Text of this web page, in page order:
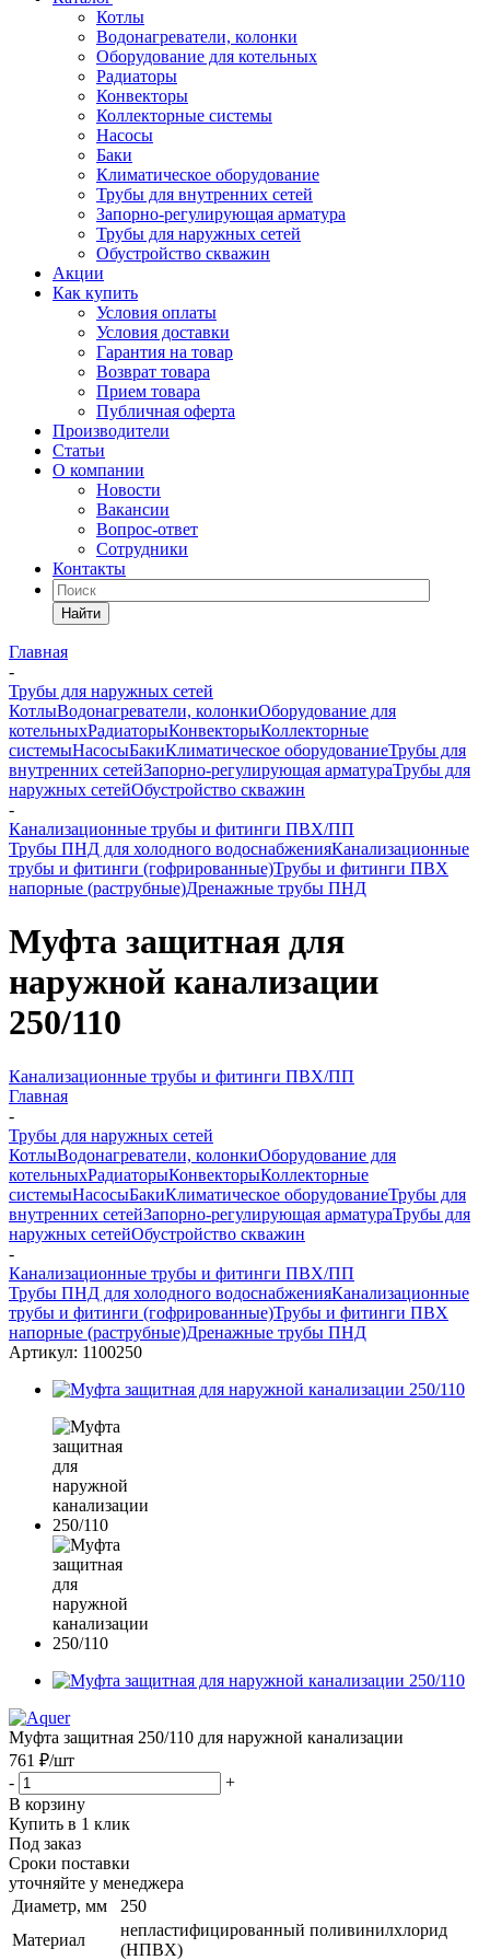
Котлы
Водонагреватели, колонки
Оборудование для котельных
Радиаторы
Конвекторы
Коллекторные системы
Насосы
Баки
Климатическое оборудование
Трубы для внутренних сетей
Запорно-регулирующая арматура
Трубы для наружных сетей
Обустройство скважин
Акции
Как купить
Условия оплаты
Условия доставки
Гарантия на товар
Возврат товара
Прием товара
Публичная оферта
Производители
Статьи
О компании
Новости
Вакансии
Вопрос-ответ
Сотрудники
Контакты
Найти
Главная
-
Трубы для наружных сетей
КотлыВодонагреватели, колонкиОборудование для
котельныхРадиаторыКонвекторыКоллекторные
системыНасосыБакиКлиматическое оборудованиеТрубы для
внутренних сетейЗапорно-регулирующая арматураТрубы для
наружных сетейОбустройство скважин
-
Канализационные трубы и фитинги ПВХ/ПП
Трубы ПНД для холодного водоснабженияКанализационные
трубы и фитинги (гофрированные)Трубы и фитинги ПВХ
напорные (раструбные)Дренажные трубы ПНД
Муфта защитная для
наружной канализации
250/110
Канализационные трубы и фитинги ПВХ/ПП
Главная
-
Трубы для наружных сетей
КотлыВодонагреватели, колонкиОборудование для
котельныхРадиаторыКонвекторыКоллекторные
системыНасосыБакиКлиматическое оборудованиеТрубы для
внутренних сетейЗапорно-регулирующая арматураТрубы для
наружных сетейОбустройство скважин
-
Канализационные трубы и фитинги ПВХ/ПП
Трубы ПНД для холодного водоснабженияКанализационные
трубы и фитинги (гофрированные)Трубы и фитинги ПВХ
напорные (раструбные)Дренажные трубы ПНД
Артикул: 1100250
Муфта защитная 250/110 для наружной канализации
761 ₽/шт
-
+
В корзину
Купить в 1 клик
Под заказ
Сроки поставки
уточняйте у менеджера
Диаметр, мм
250
Материал
непластифицированный поливинилхлорид
(НПВХ)